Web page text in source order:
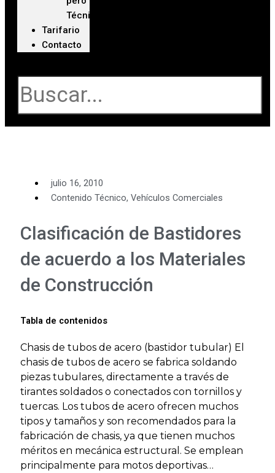
Técnico
Tarifario
Contacto
julio 16, 2010
Contenido Técnico, Vehículos Comerciales
Clasificación de Bastidores
de acuerdo a los Materiales
de Construcción
Tabla de contenidos
Chasis de tubos de acero (bastidor tubular) El
chasis de tubos de acero se fabrica soldando
piezas tubulares, directamente a través de
tirantes soldados o conectados con tornillos y
tuercas. Los tubos de acero ofrecen muchos
tipos y tamaños y son recomendados para la
fabricación de chasis, ya que tienen muchos
méritos en mecánica estructural. Se emplean
principalmente para motos deportivas…